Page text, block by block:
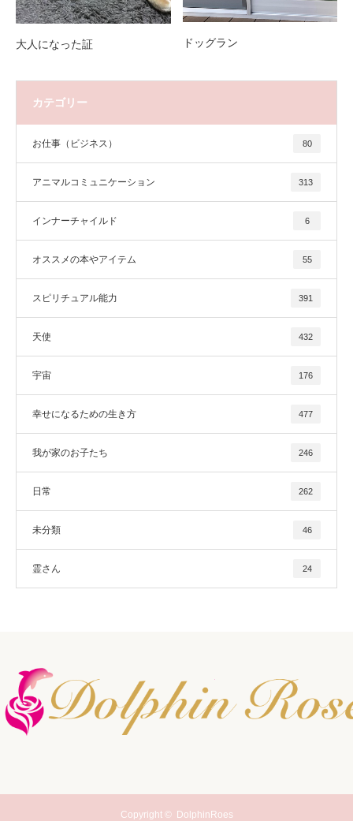
大人になった証 ドッグラン
カテゴリー
お仕事（ビジネス） 80
アニマルコミュニケーション 313
インナーチャイルド 6
オススメの本やアイテム 55
スピリチュアル能力 391
天使 432
宇宙 176
幸せになるための生き方 477
我が家のお子たち 246
日常 262
未分類 46
霊さん 24
Copyright © DolphinRoes